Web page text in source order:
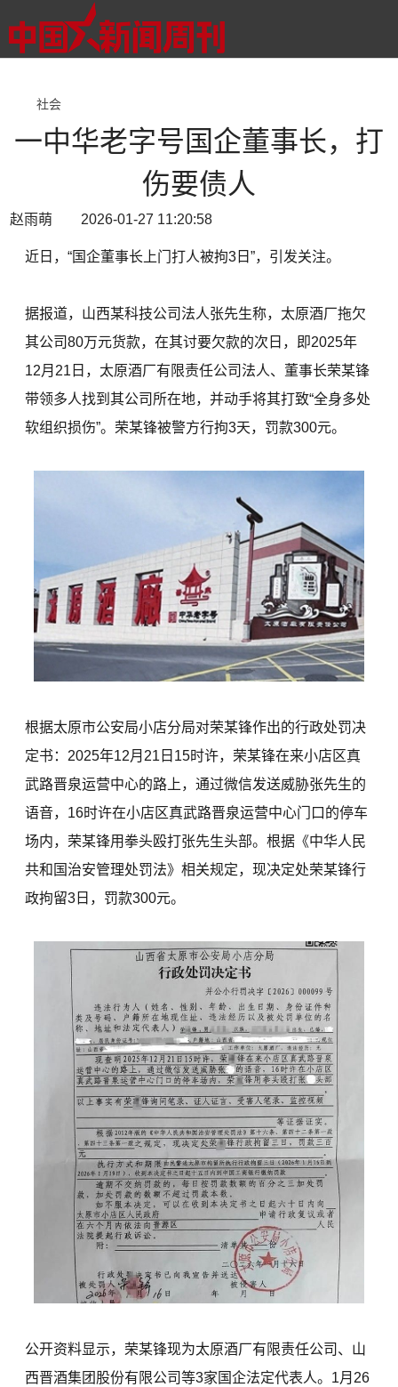
社会
一中华老字号国企董事长，打
伤要债人
赵雨萌 2026-01-27 11:20:58
近日，“国企董事长上门打人被拘3日”，引发关注。
据报道，山西某科技公司法人张先生称，太原酒厂拖欠
其公司80万元货款，在其讨要欠款的次日，即2025年
12月21日，太原酒厂有限责任公司法人、董事长荣某锋
带领多人找到其公司所在地，并动手将其打致“全身多处
软组织损伤”。荣某锋被警方行拘3天，罚款300元。
根据太原市公安局小店分局对荣某锋作出的行政处罚决
定书：2025年12月21日15时许，荣某锋在来小店区真
武路晋泉运营中心的路上，通过微信发送威胁张先生的
语音，16时许在小店区真武路晋泉运营中心门口的停车
场内，荣某锋用拳头殴打张先生头部。根据《中华人民
共和国治安管理处罚法》相关规定，现决定处荣某锋行
政拘留3日，罚款300元。
公开资料显示，荣某锋现为太原酒厂有限责任公司、山
西晋酒集团股份有限公司等3家国企法定代表人。1月26